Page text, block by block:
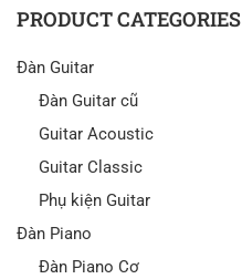
PRODUCT CATEGORIES
Đàn Guitar
Đàn Guitar cũ
Guitar Acoustic
Guitar Classic
Phụ kiện Guitar
Đàn Piano
Đàn Piano Cơ